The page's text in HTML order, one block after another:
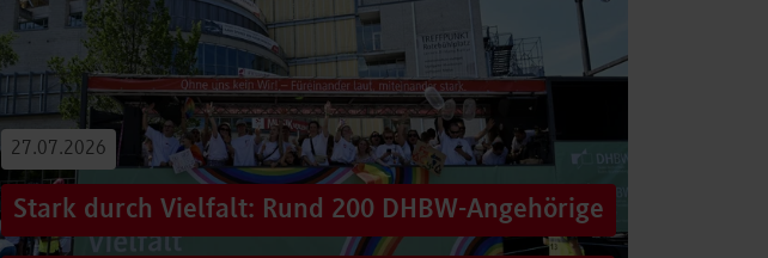
27.07.2026
Stark durch Vielfalt: Rund 200 DHBW-Angehörige